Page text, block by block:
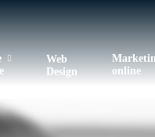
Web
Design
online